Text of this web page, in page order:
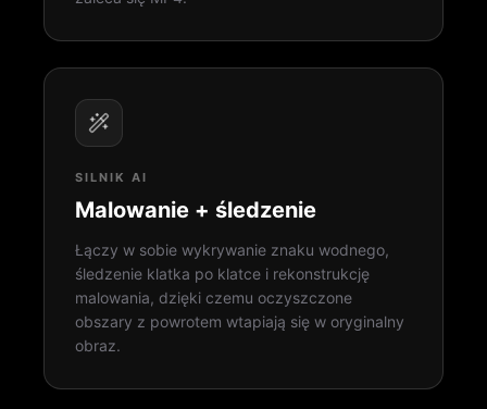
SILNIK AI
Malowanie + śledzenie
Łączy w sobie wykrywanie znaku wodnego,
śledzenie klatka po klatce i rekonstrukcję
malowania, dzięki czemu oczyszczone
obszary z powrotem wtapiają się w oryginalny
obraz.